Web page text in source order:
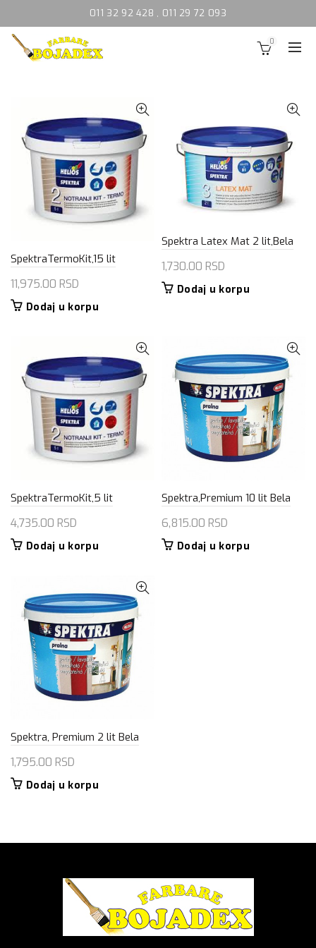
011 32 92 428 , 011 29 72 093
0
SpektraTermoKit,15 lit
11,975.00 RSD
Dodaj u korpu
Spektra Latex Mat 2 lit,Bela
1,730.00 RSD
Dodaj u korpu
SpektraTermoKit,5 lit
4,735.00 RSD
Dodaj u korpu
Spektra,Premium 10 lit Bela
6,815.00 RSD
Dodaj u korpu
Spektra, Premium 2 lit Bela
1,795.00 RSD
Dodaj u korpu